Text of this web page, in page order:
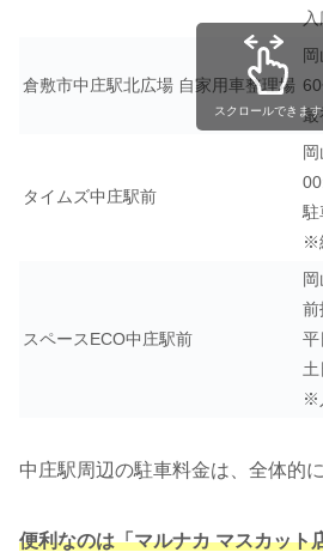
入
倉敷市中庄駅北広場 自家用車整理場
最
タイムズ中庄駅前
駐
※
スペースECO中庄駅前
前
平
土
※
スクロールできます
中庄駅周辺の駐車料金は、全体的
便利なのは「マルナカ マスカット